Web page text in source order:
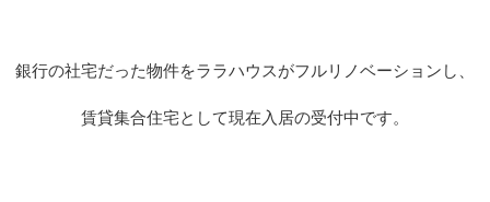
銀行の社宅だった物件をララハウスがフルリノベーションし、
賃貸集合住宅として現在入居の受付中です。